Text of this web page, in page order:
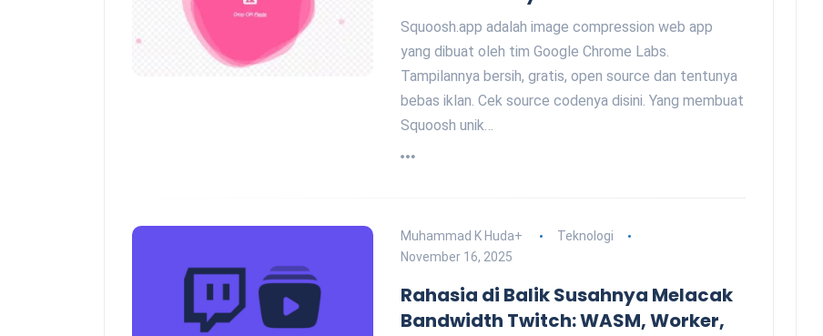
Squoosh.app adalah image compression web app
yang dibuat oleh tim Google Chrome Labs.
Tampilannya bersih, gratis, open source dan tentunya
bebas iklan. Cek source codenya disini. Yang membuat
Squoosh unik…
Muhammad K Huda+
Teknologi
November 16, 2025
Rahasia di Balik Susahnya Melacak
Bandwidth Twitch: WASM, Worker,